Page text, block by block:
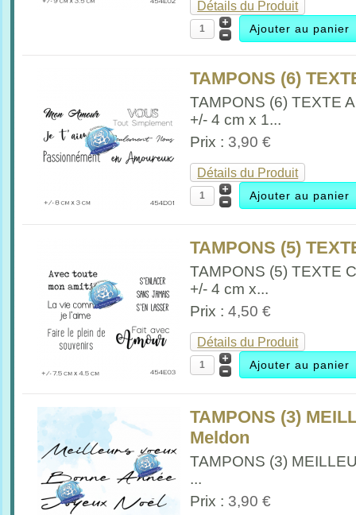
Détails du Produit
TAMPONS (6)
TAMPONS (6) TEXTE A
+/- 4 cm x 1...
Prix : 3,90 €
Détails du Produit
TAMPONS (5)
TAMPONS (5) TEXTE
+/- 4 cm x...
Prix :4,50 €
Détails du Produit
TAMPONS (3)
Meldon
TAMPONS (3)
...
Prix : 3,90 €